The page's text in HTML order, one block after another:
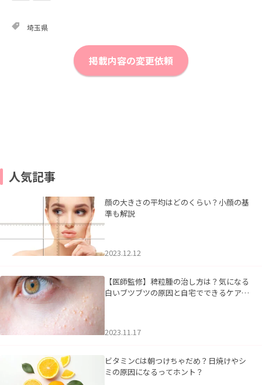
埼玉県
掲載内容の変更依頼
人気記事
顔の大きさの平均はどのくらい？小顔の基
準も解説
2023.12.12
【医師監修】稗粒腫の治し方は？気になる
白いブツブツの原因と自宅でできるケアに
2023.11.17
ビタミンCは朝つけちゃだめ？日焼けやシ
ミの原因になるってホント？